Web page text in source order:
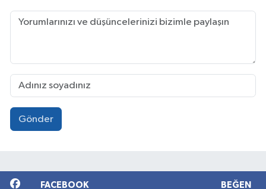
Gönder
FACEBOOK BEĞEN